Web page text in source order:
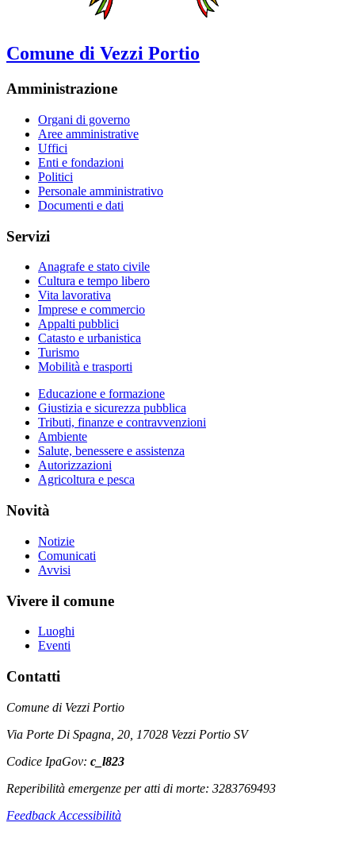
Comune di Vezzi Portio
Amministrazione
Organi di governo
Aree amministrative
Uffici
Enti e fondazioni
Politici
Personale amministrativo
Documenti e dati
Servizi
Anagrafe e stato civile
Cultura e tempo libero
Vita lavorativa
Imprese e commercio
Appalti pubblici
Catasto e urbanistica
Turismo
Mobilità e trasporti
Educazione e formazione
Giustizia e sicurezza pubblica
Tributi, finanze e contravvenzioni
Ambiente
Salute, benessere e assistenza
Autorizzazioni
Agricoltura e pesca
Novità
Notizie
Comunicati
Avvisi
Vivere il comune
Luoghi
Eventi
Contatti
Comune di Vezzi Portio
Via Porte Di Spagna, 20, 17028 Vezzi Portio SV
Codice IpaGov: c_l823
Reperibilità emergenze per atti di morte: 3283769493
Feedback Accessibilità